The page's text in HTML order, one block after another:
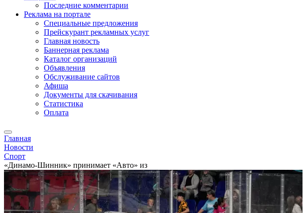
Последние комментарии
Реклама на портале
Специальные предложения
Прейскурант рекламных услуг
Главная новость
Баннерная реклама
Каталог организаций
Объявления
Обслуживание сайтов
Афиша
Документы для скачивания
Статистика
Оплата
Главная
Новости
Спорт
«Динамо-Шинник» принимает «Авто» из